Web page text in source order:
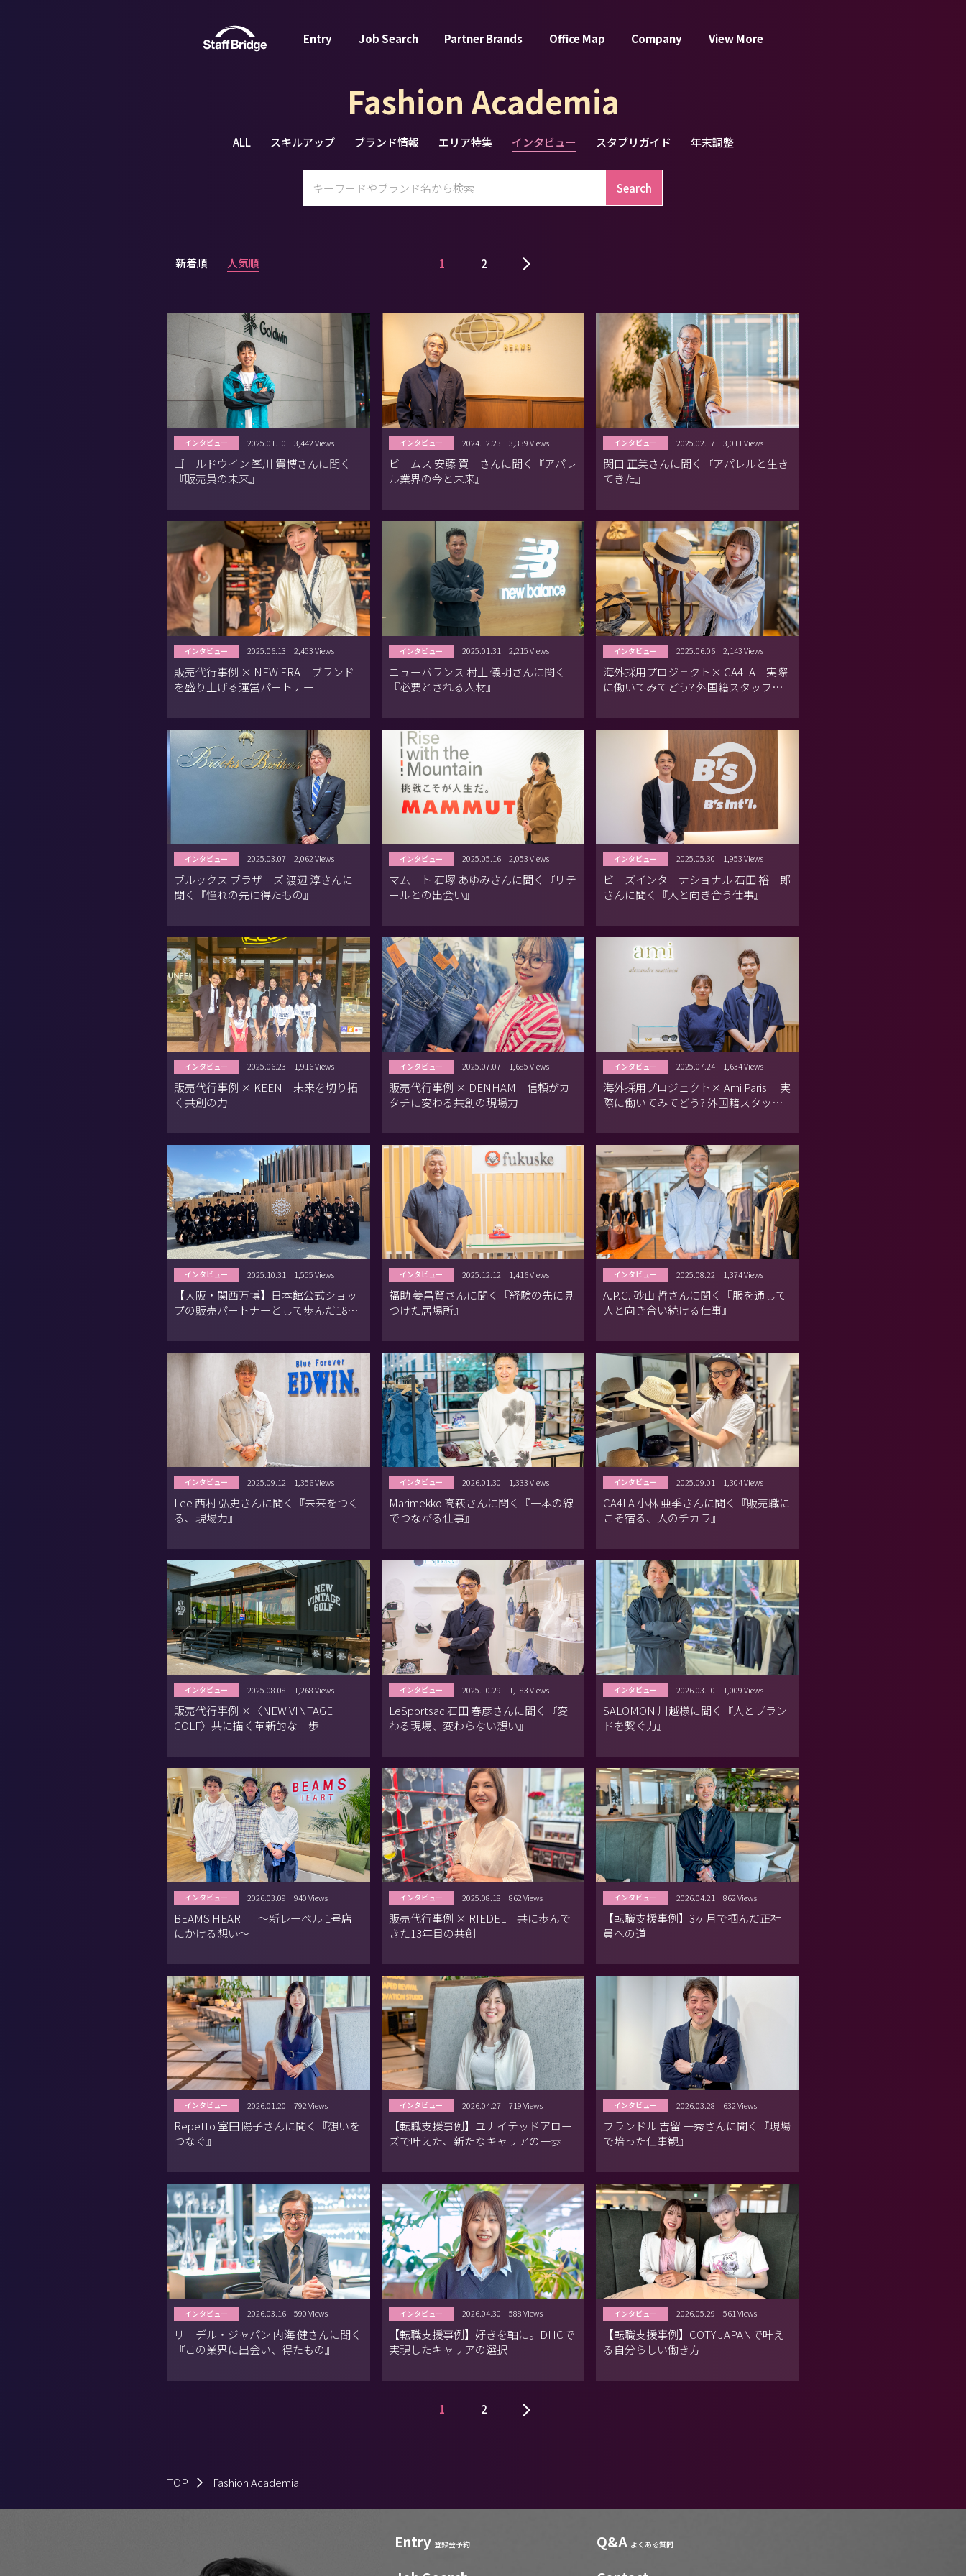
Entry Job Search Partner Brands Office Map Company View More
Fashion Academia
ALL スキルアップ ブランド情報 エリア特集 インタビュー スタブリガイド 年末調整
Search
新着順 人気順 1 2
インタビュー 2025.01.10 3,442 Views
ゴールドウイン 峯川 貴博さんに聞く
『販売員の未来』
インタビュー 2024.12.23 3,339 Views
ビームス 安藤 賀一さんに聞く『アパレ
ル業界の今と未来』
インタビュー 2025.02.17 3,011 Views
関口 正美さんに聞く『アパレルと生き
てきた』
インタビュー 2025.06.13 2,453 Views
販売代行事例 × NEW ERA ブランド
を盛り上げる運営パートナー
インタビュー 2025.01.31 2,215 Views
ニューバランス 村上 儀明さんに聞く
『必要とされる人材』
インタビュー 2025.06.06 2,143 Views
海外採用プロジェクト× CA4LA 実際
に働いてみてどう? 外国籍スタッフの
インタビュー 2025.03.07 2,062 Views
ブルックス ブラザーズ 渡辺 淳さんに
聞く『憧れの先に得たもの』
インタビュー 2025.05.16 2,053 Views
マムート 石塚 あゆみさんに聞く『リテ
ールとの出会い』
インタビュー 2025.05.30 1,953 Views
ビーズインターナショナル 石田 裕一郎
さんに聞く『人と向き合う仕事』
インタビュー 2025.06.23 1,916 Views
販売代行事例 × KEEN 未来を切り拓
く共創の力
インタビュー 2025.07.07 1,685 Views
販売代行事例 × DENHAM 信頼がカ
タチに変わる共創の現場力
インタビュー 2025.07.24 1,634 Views
海外採用プロジェクト× Ami Paris 実
際に働いてみてどう? 外国籍スタッフ
インタビュー 2025.10.31 1,555 Views
【大阪・関西万博】日本館公式ショッ
プの販売パートナーとして歩んだ184
インタビュー 2025.12.12 1,416 Views
福助 姜昌賢さんに聞く『経験の先に見
つけた居場所』
インタビュー 2025.08.22 1,374 Views
A.P.C. 砂山 哲さんに聞く『服を通して
人と向き合い続ける仕事』
インタビュー 2025.09.12 1,356 Views
Lee 西村 弘史さんに聞く『未来をつく
る、現場力』
インタビュー 2026.01.30 1,333 Views
Marimekko 高萩さんに聞く『一本の線
でつながる仕事』
インタビュー 2025.09.01 1,304 Views
CA4LA 小林 亜季さんに聞く『販売職に
こそ宿る、人のチカラ』
インタビュー 2025.08.08 1,268 Views
販売代行事例 ×〈NEW VINTAGE
GOLF〉共に描く革新的な一歩
インタビュー 2025.10.29 1,183 Views
LeSportsac 石田 春彦さんに聞く『変
わる現場、変わらない想い』
インタビュー 2026.03.10 1,009 Views
SALOMON 川越様に聞く『人とブラン
ドを繋ぐ力』
インタビュー 2026.03.09 940 Views
BEAMS HEART 〜新レーベル 1号店
にかける想い〜
インタビュー 2025.08.18 862 Views
販売代行事例 × RIEDEL 共に歩んで
きた13年目の共創
インタビュー 2026.04.21 862 Views
【転職支援事例】3ヶ月で掴んだ正社
員への道
インタビュー 2026.01.20 792 Views
Repetto 室田 陽子さんに聞く『想いを
つなぐ』
インタビュー 2026.04.27 719 Views
【転職支援事例】ユナイテッドアロー
ズで叶えた、新たなキャリアの一歩
インタビュー 2026.03.28 632 Views
フランドル 吉留 一秀さんに聞く『現場
で培った仕事観』
インタビュー 2026.03.16 590 Views
リーデル・ジャパン 内海 健さんに聞く
『この業界に出会い、得たもの』
インタビュー 2026.04.30 588 Views
【転職支援事例】好きを軸に。DHCで
実現したキャリアの選択
インタビュー 2026.05.29 561 Views
【転職支援事例】COTY JAPANで叶え
る自分らしい働き方
1 2
TOP Fashion Academia
Entry 登録会予約 Q&A よくある質問